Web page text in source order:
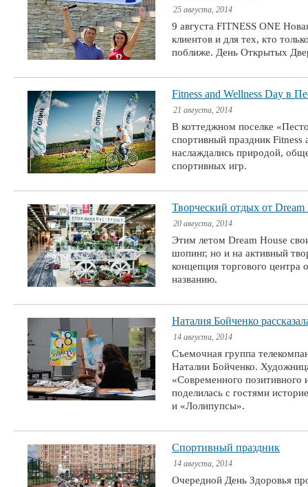
25 августа, 2014
9 августа FITNESS ONE
клиентов и для тех, кто
поближе. День Открытых
Fitness and Wellness Day в
21 августа, 2014
В коттеджном поселке
спортивный праздник
наслаждались природой,
спортивных игр.
Творческий отдых от Dream
20 августа, 2014
Этим летом Dream House
шопинг, но и на активный
концепция торгового центра
названию.
Наталия Бойченко
14 августа, 2014
Съемочная группа
Наталии Бойченко.
«Современного позитивного
поделилась с гостями
и «Лолипупсы».
Спортивный праздник
14 августа, 2014
Очередной День Здоровья